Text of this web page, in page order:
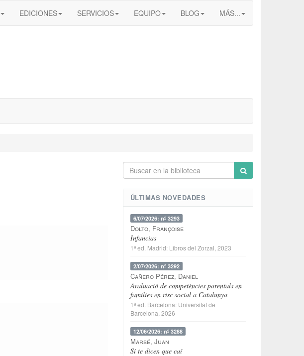
EDICIONES SERVICIOS EQUIPO BLOG MÁS...
ÚLTIMAS NOVEDADES
6/07/2026: nº 3293
Dolto, Françoise
Infancias
1ª ed. Madrid: Libros del Zorzal , 2023
2/07/2026: nº 3292
Cañero Pérez, Daniel
Avaluació de competències parentals en
families en risc social a Catalunya
1ª ed. Barcelona: Universitat de
Barcelona , 2026
12/06/2026: nº 3288
Marsé, Juan
Si te dicen que caí